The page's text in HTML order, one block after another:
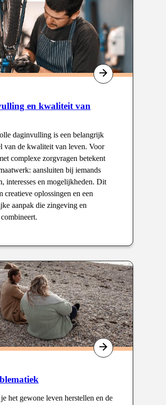
en kwaliteit van
daginvulling is een belangrijk
van de kwaliteit van leven. Voor
complexe zorgvragen betekent
aansluiten bij iemands
interesses en mogelijkheden. Dit
creatieve oplossingen en een
aanpak die zingeving en
het gewone leven herstellen en de